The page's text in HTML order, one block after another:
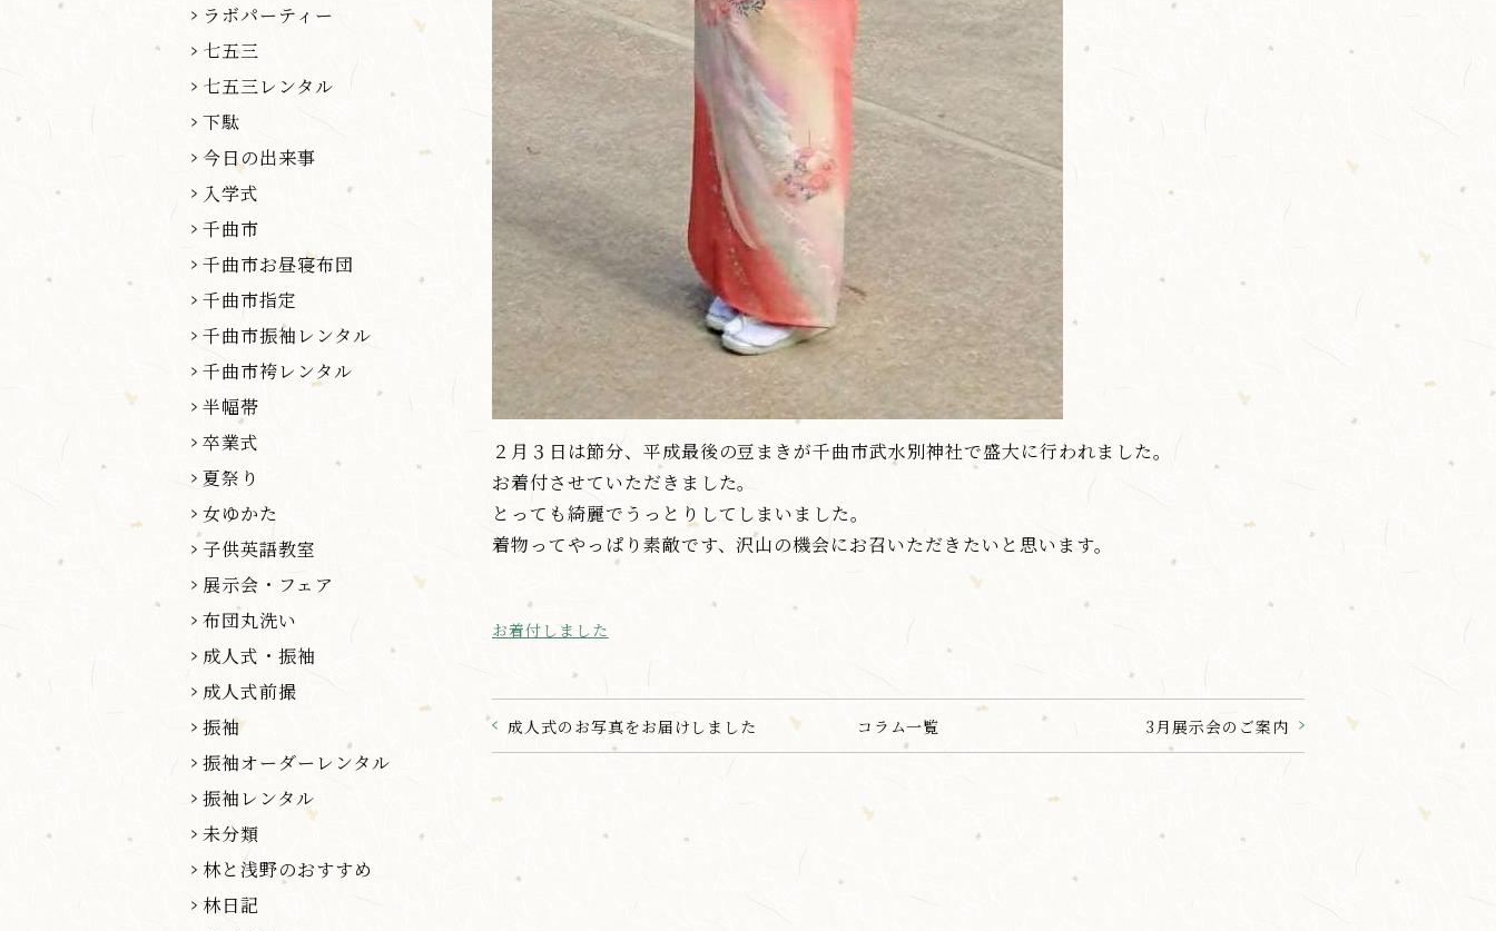
２月３日は節分、平成最後の豆まきが千曲市武水別神社で盛大に行われました。
お着付させていただきました。
とっても綺麗でうっとりしてしまいました。
着物ってやっぱり素敵です、沢山の機会にお召いただきたいと思います。
お着付しました
成人式のお写真をお届けしました コラム一覧 3月展示会のご案内
ラボパーティー
七五三
七五三レンタル
下駄
今日の出来事
入学式
千曲市
千曲市お昼寝布団
千曲市指定
千曲市振袖レンタル
千曲市袴レンタル
半幅帯
卒業式
夏祭り
女ゆかた
子供英語教室
展示会・フェア
布団丸洗い
成人式・振袖
成人式前撮
振袖
振袖オーダーレンタル
振袖レンタル
未分類
林と浅野のおすすめ
林日記